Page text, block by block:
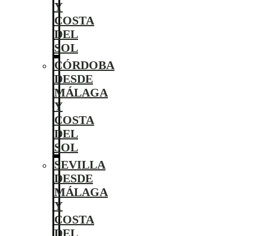
Y
COSTA
DEL
SOL
CÓRDOBA
DESDE
MÁLAGA
Y
COSTA
DEL
SOL
SEVILLA
DESDE
MÁLAGA
Y
COSTA
DEL